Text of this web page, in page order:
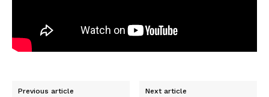
Previous article Next article